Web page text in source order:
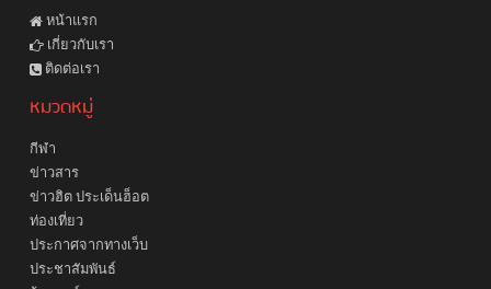
หน้าแรก
เกี่ยวกับเรา
ติดต่อเรา
หมวดหมู่
กีฬา
ข่าวสาร
ข่าวฮิต ประเด็นฮ็อต
ท่องเที่ยว
ประกาศจากทางเว็บ
ประชาสัมพันธ์